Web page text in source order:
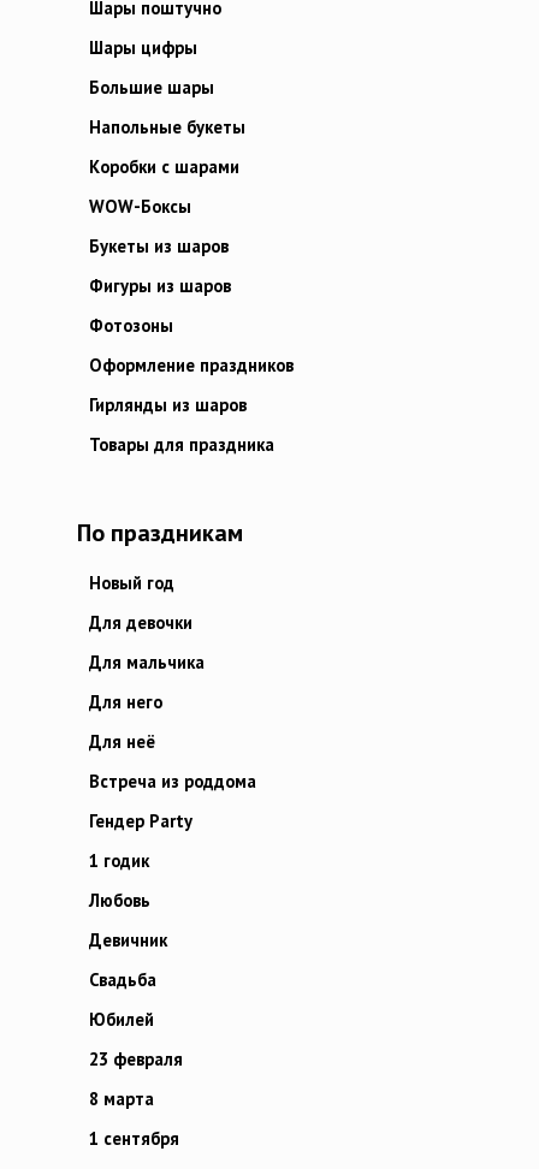
Шары поштучно
Шары цифры
Большие шары
Напольные букеты
Коробки с шарами
WOW-Боксы
Букеты из шаров
Фигуры из шаров
Фотозоны
Оформление праздников
Гирлянды из шаров
Товары для праздника
По праздникам
Новый год
Для девочки
Для мальчика
Для него
Для неё
Встреча из роддома
Гендер Party
1 годик
Любовь
Девичник
Свадьба
Юбилей
23 февраля
8 марта
1 сентября